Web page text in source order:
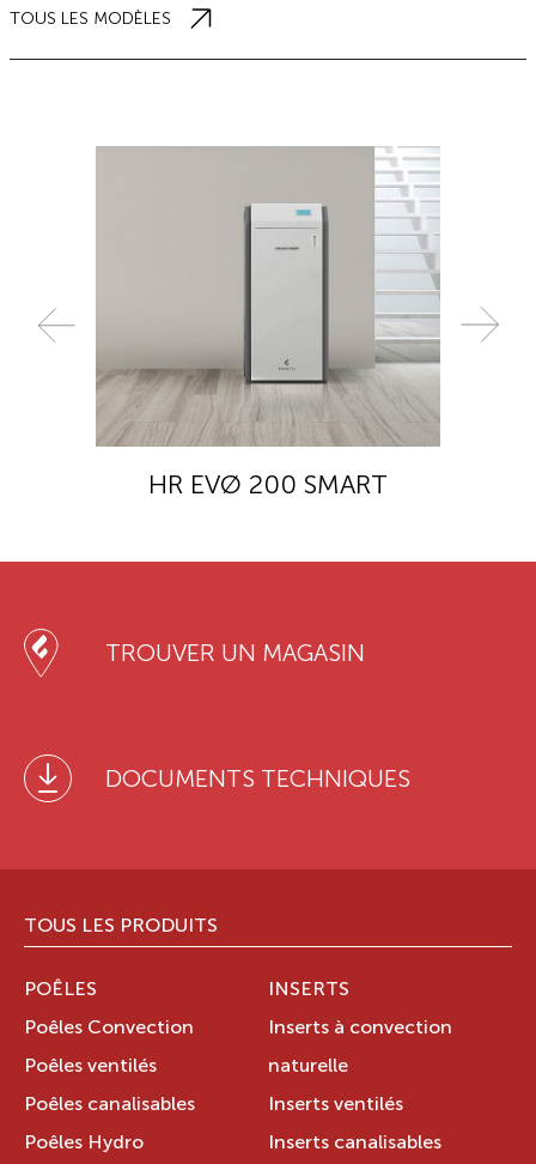
TOUS LES MODÈLES
HR EVØ 200 SMART
TROUVER UN MAGASIN
DOCUMENTS TECHNIQUES
TOUS LES PRODUITS
POÊLES
Poêles Convection
Poêles ventilés
Poêles canalisables
Poêles Hydro
INSERTS
Inserts à convection
naturelle
Inserts ventilés
Inserts canalisables